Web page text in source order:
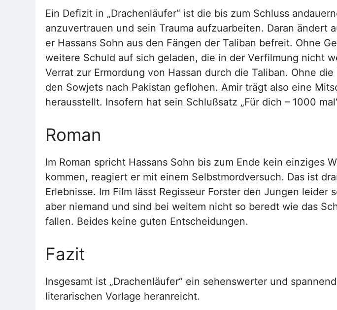
Ein Defizit in „Drachenläufer“ ist die bis zum Schluss
anzuvertrauen und sein Trauma aufzuarbeiten. Daran ändert
er Hassans Sohn aus den Fängen der Taliban befreit. Ohne
weitere Schuld auf sich geladen, die in der Verfilmung nicht
Verrat zur Ermordung von Hassan durch die Taliban. Ohne
den Sowjets nach Pakistan geflohen. Amir trägt also eine
herausstellt. Insofern hat sein Schlußsatz „Für dich – 1000
Roman
Im Roman spricht Hassans Sohn bis zum Ende kein einziges
kommen, reagiert er mit einem Selbstmordversuch. Das ist
Erlebnisse. Im Film lässt Regisseur Forster den Jungen
aber niemand und sind bei weitem nicht so beredt wie das
fallen. Beides keine guten Entscheidungen.
Fazit
Insgesamt ist „Drachenläufer“ ein sehenswerter und
literarischen Vorlage heranreicht.